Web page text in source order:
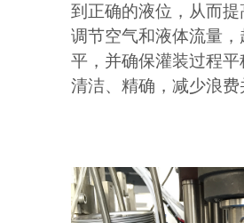
到正确的液位，从而
调节空气和液体流量
平，并确保灌装过程
清洁、精确，减少浪费